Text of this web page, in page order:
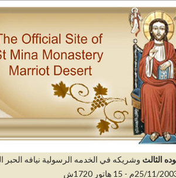
الثالث وشريكه في الخدمه الرسولية نيافه الحبر